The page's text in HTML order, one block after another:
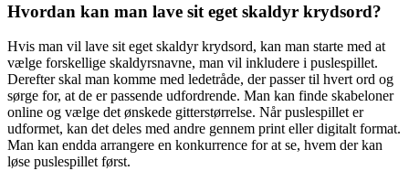
Hvordan kan man lave sit eget skaldyr krydsord?
Hvis man vil lave sit eget skaldyr krydsord, kan man starte med at
vælge forskellige skaldyrsnavne, man vil inkludere i puslespillet.
Derefter skal man komme med ledetråde, der passer til hvert ord og
sørge for, at de er passende udfordrende. Man kan finde skabeloner
online og vælge det ønskede gitterstørrelse. Når puslespillet er
udformet, kan det deles med andre gennem print eller digitalt format.
Man kan endda arrangere en konkurrence for at se, hvem der kan
løse puslespillet først.